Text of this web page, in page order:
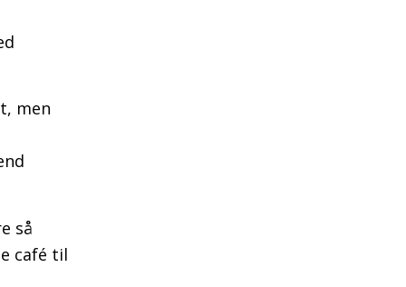
men
så
café til